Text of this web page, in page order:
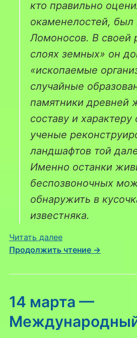
кто правильно
окаменелостей,
Ломоносов. В своей
слоях земных» он
«ископаемые
случайные
памятники древней
составу и
ученые
ландшафтов той
Именно останки
беспозвоночных
обнаружить в
известняка.
Читать далее:
На
Липецка
миллионов
назад
Продолжить чтение →
14 марта —